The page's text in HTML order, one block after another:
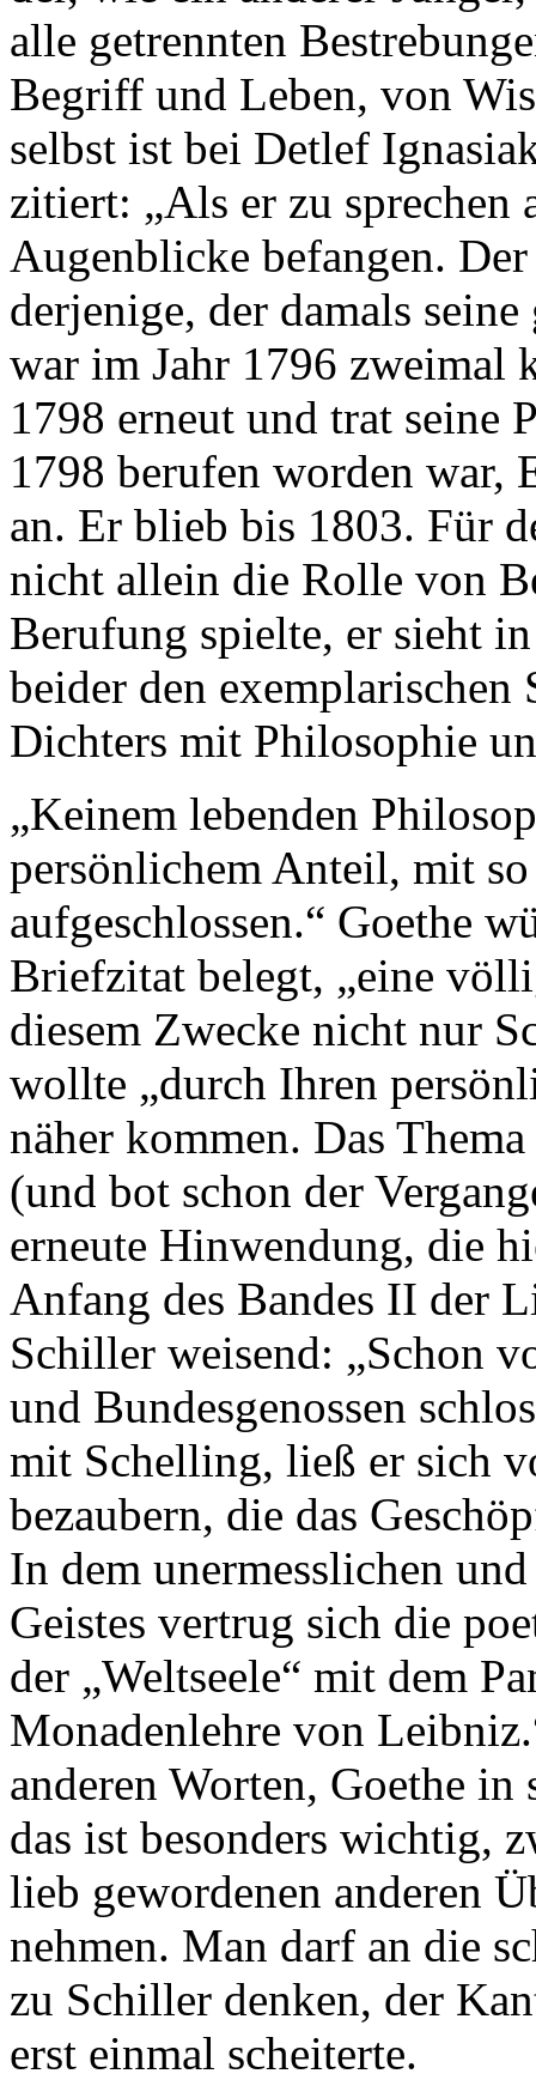
alle getrennten
Begriff und Leben, von
selbst ist bei Detlef
zitiert: „Als er zu sprechen
Augenblicke befangen.
derjenige, der damals
war im Jahr 1796 zweimal
1798 erneut und trat seine
1798 berufen worden war,
an. Er blieb bis 1803. Für
nicht allein die Rolle von
Berufung spielte, er sieht
beider den
Dichters mit Philosophie
„Keinem lebenden
persönlichem Anteil, mit
aufgeschlossen.“ Goethe
Briefzitat belegt, „eine
diesem Zwecke nicht nur
wollte „durch Ihren
näher kommen. Das
(und bot schon der
erneute Hinwendung, die
Anfang des Bandes II der
Schiller weisend: „Schon
und Bundesgenossen
mit Schelling, ließ er sich
bezaubern, die das
In dem unermesslichen
Geistes vertrug sich die
der „Weltseele“ mit dem
Monadenlehre von
anderen Worten, Goethe in
das ist besonders wichtig,
lieb gewordenen anderen
nehmen. Man darf an die
zu Schiller denken, der
erst einmal scheiterte.